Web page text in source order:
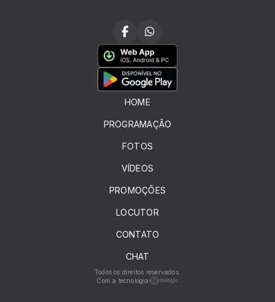
HOME
PROGRAMAÇÃO
FOTOS
VÍDEOS
PROMOÇÕES
LOCUTOR
CONTATO
CHAT
Todos os direitos reservados.
Com a tecnologia